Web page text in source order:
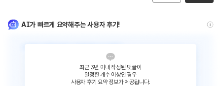
AI가 빠르게 요약해주는 사용자 후기!
최근 3년 이내 작성된 댓글이
일정한 개수 이상인 경우
사용자 후기 요약 정보가 제공됩니다.